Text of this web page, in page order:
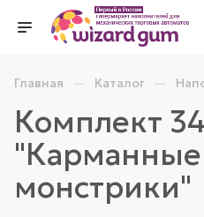
Главная — Каталог —
Комплект
"Карманные
монстрики"